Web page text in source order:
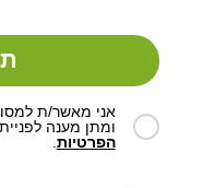
אני מאשר/ת
ומתן מענה
הפרטיות